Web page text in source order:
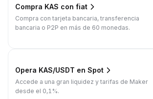
Compra KAS con fiat
Compra con tarjeta bancaria, transferencia
bancaria o P2P en más de 60 monedas.
Opera KAS/USDT en Spot
Accede a una gran liquidez y tarifas de Maker
desde el 0,1%.